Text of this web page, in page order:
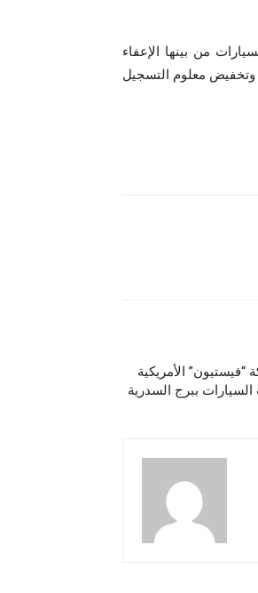
من بينها الإعفاء
والتقليص من الأداء على القيمة المضافة من 19 إلى 7 بالمائة وتخفيض معلوم التسجيل
“فيستيون” الأمريكية
ببرج السدرية